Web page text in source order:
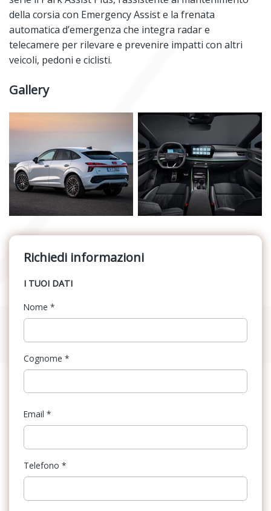
della corsia con Emergency Assist e la frenata
automatica d’emergenza che integra radar e
telecamere per rilevare e prevenire impatti con altri
veicoli, pedoni e ciclisti.
Gallery
Richiedi informazioni
I TUOI DATI
Nome *
Cognome *
Email *
Telefono *